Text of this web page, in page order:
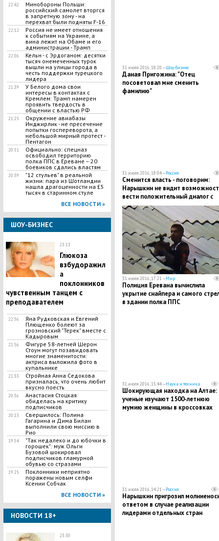
22:42
Минобороны Польши:
российский самолет вторгся
в запретную зону - на
перехват были подняты F-16
22:12
Россия не имеет отношения
к событиям на Украине, а
вина лежит на Обаме и его
администрации - Трамп
22:06
Кельн - с Эрдоганом: десятки
тысяч онемеченных турок
вышли на улицы города в
честь поддержки турецкого
лидера
21:39
У Белого дома свои
интересы в контактах с
Кремлем: Трамп намерен
проявить твердость в
общении с властью РФ
21:25
Окружение авиабазы
Инджирлик - не пресечение
попытки госпереворота, а
небольшой мирный протест -
Пентагон
20:51
Официально: спецназ
освободил территорию
полка ППС в Ереване – 20
боевиков сдались властям
20:39
"12 стульев" в реальной
жизни: пара из Шотландии
нашла драгоценности на £5
тысяч в старинном стуле
ВСЕ НОВОСТИ »
ШОУ-БИЗНЕС
23:13
Глюкоза
взбудоражил
а
поклонников
чувственным танцем с
преподавателем
22:56
Яна Рудковская и Евгений
Плющенко болеют за
грозновский "Терек" вместе с
Кадыровым
21:56
Фигуре 58-летней Шерон
Стоун могут позавидовать
многие знаменитости:
актриса выложила фото в
купальнике
21:33
Стройная Анна Седокова
призналась, что очень любит
вкусно поесть
20:36
Анастасия Стоцкая
обиделась на критику
подписчиков
20:13
Свершилось: Полина
Гагарина и Дима Билан
выполнили свою миссию в
Рио
19:54
"Так недалеко и до юбочки в
горошек": муж Ольги
Бузовой шокировал
подписчиков гламурной
обувью со стразами
19:25
Поклонники неприятно
поражены новым селфи
Ксении Собчак
ВСЕ НОВОСТИ »
НОВОСТИ 18+
23:30
31 июля 2016, 18:20 —Шоу-бизнес
Даная Пригожина: "Отец
посоветовал мне сменить
фамилию"
31 июля 2016, 18:04 —Россия
Сменится власть - поговорим:
Нарышкин не видит
вести положительный диалог с
Украиной при нынешнем
правительстве cоседа
31 июля 2016, 17:21 —Мир
Полиция Еревана вычислила
укрытие снайпера и самого
в здании полка ППС
31 июля 2016, 15:44 —Наука и техника
​Шокирующая находка на Алтае:
ученые изучают 1500-летнюю
мумию женщины в кроссовках
31 июля 2016, 14:21 —Россия
Нарышкин пригрозил
ответом в случае реализации
лидерами отдельных стран